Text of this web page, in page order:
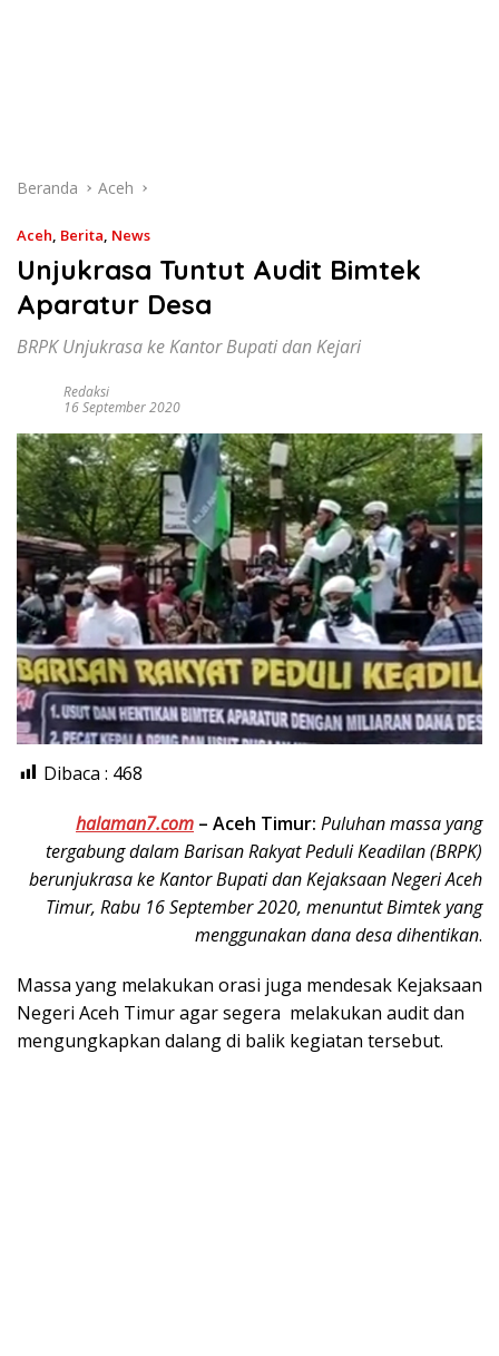
Beranda Aceh
Aceh, Berita, News
Unjukrasa Tuntut Audit Bimtek
Aparatur Desa
BRPK Unjukrasa ke Kantor Bupati dan Kejari
Redaksi
16 September 2020
Dibaca : 468
halaman7.com – Aceh Timur: Puluhan massa yang
tergabung dalam Barisan Rakyat Peduli Keadilan (BRPK)
berunjukrasa ke Kantor Bupati dan Kejaksaan Negeri Aceh
Timur, Rabu 16 September 2020, menuntut Bimtek yang
menggunakan dana desa dihentikan.
Massa yang melakukan orasi juga mendesak Kejaksaan
Negeri Aceh Timur agar segera melakukan audit dan
mengungkapkan dalang di balik kegiatan tersebut.